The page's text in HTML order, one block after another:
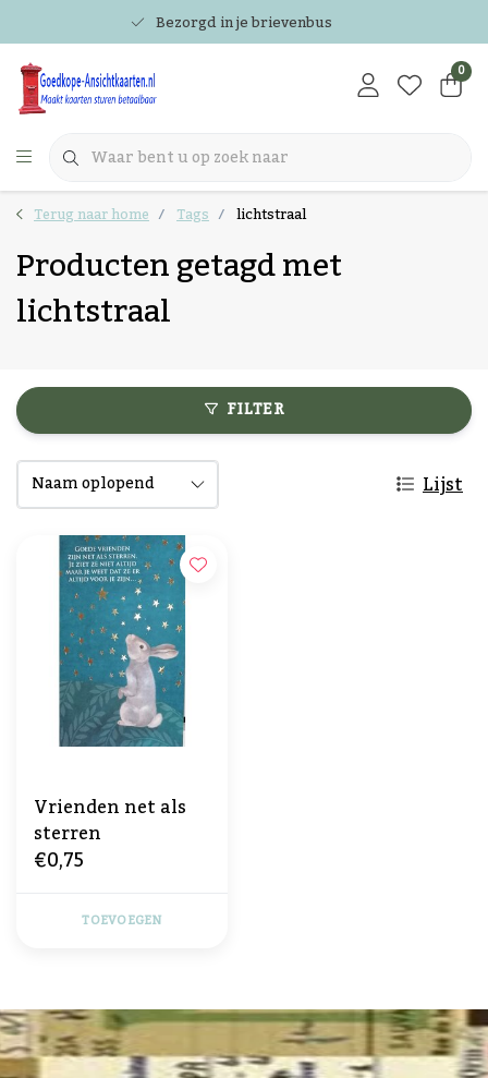
Bezorgd in je brievenbus
0
Terug naar home Tags lichtstraal
Producten getagd met
lichtstraal
FILTER
Lijst
Vrienden net als
sterren
€0,75
TOEVOEGEN